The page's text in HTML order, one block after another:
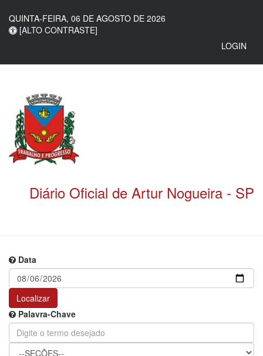
QUINTA-FEIRA, 06 DE AGOSTO DE 2026
[ALTO CONTRASTE]
LOGIN
Diário Oficial de Artur Nogueira - SP
Data
Localizar
Palavra-Chave